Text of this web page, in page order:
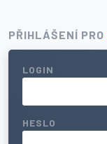
PŘIHLÁŠENÍ PRO
LOGIN
HESLO